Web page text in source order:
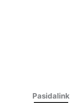
Pasidalink